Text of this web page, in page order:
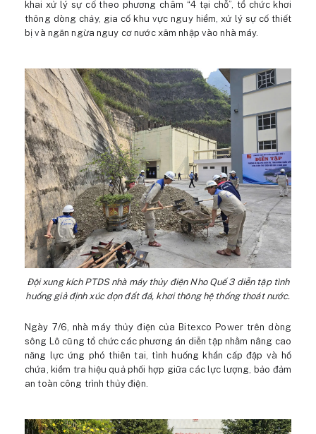
khai xử lý sự cố theo phương châm “4 tại chỗ”, tổ chức khơi
thông dòng chảy, gia cố khu vực nguy hiểm, xử lý sự cố thiết
bị và ngăn ngừa nguy cơ nước xâm nhập vào nhà máy.
Đội xung kích PTDS nhà máy thủy điện Nho Quế 3 diễn tập tình
huống giả định xúc dọn đất đá, khơi thông hệ thống thoát nước.
Ngày 7/6, nhà máy thủy điện của Bitexco Power trên dòng
sông Lô cũng tổ chức các phương án diễn tập nhằm nâng cao
năng lực ứng phó thiên tai, tình huống khẩn cấp đập và hồ
chứa, kiểm tra hiệu quả phối hợp giữa các lực lượng, bảo đảm
an toàn công trình thủy điện.